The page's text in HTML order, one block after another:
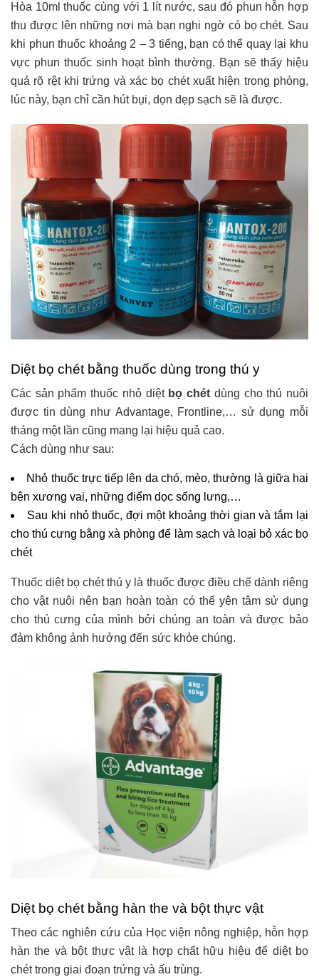
Hòa 10ml thuốc cùng với 1 lít nước, sau đó phun hỗn hợp
thu được lên những nơi mà bạn nghi ngờ có bọ chét. Sau
khi phun thuốc khoảng 2 – 3 tiếng, bạn có thể quay lại khu
vực phun thuốc sinh hoạt bình thường. Bạn sẽ thấy hiệu
quả rõ rệt khi trứng và xác bọ chét xuất hiện trong phòng,
lúc này, bạn chỉ cần hút bụi, dọn dẹp sạch sẽ là được.
Diệt bọ chét bằng thuốc dùng trong thú y
Các sản phẩm thuốc nhỏ diệt bọ chét dùng cho thú nuôi
được tin dùng như Advantage, Frontline,… sử dụng mỗi
tháng một lần cũng mang lại hiệu quả cao.
Cách dùng như sau:
Nhỏ thuốc trực tiếp lên da chó, mèo, thường là giữa hai
bên xương vai, những điểm dọc sống lưng,…
Sau khi nhỏ thuốc, đợi một khoảng thời gian và tắm lại
cho thú cưng bằng xà phòng để làm sạch và loại bỏ xác bọ
chét
Thuốc diệt bọ chét thú y là thuốc được điều chế dành riêng
cho vật nuôi nên bạn hoàn toàn có thể yên tâm sử dụng
cho thú cưng của mình bởi chúng an toàn và được bảo
đảm không ảnh hưởng đến sức khỏe chúng.
Diệt bọ chét bằng hàn the và bột thực vật
Theo các nghiên cứu của Học viện nông nghiệp, hỗn hợp
hàn the và bột thực vật là hợp chất hữu hiệu để diệt bọ
chét trong giai đoạn trứng và ấu trùng.